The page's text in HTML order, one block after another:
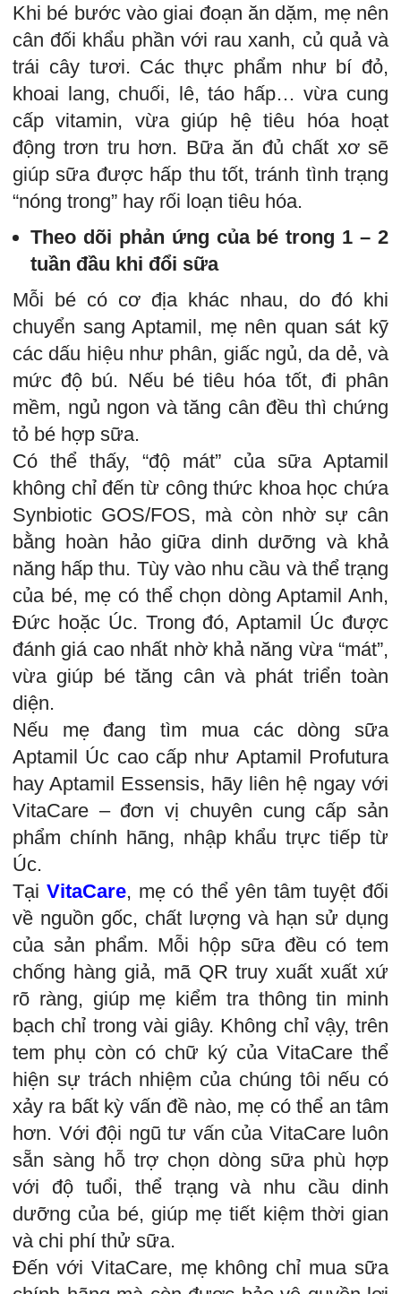
Khi bé bước vào giai đoạn ăn dặm, mẹ nên
cân đối khẩu phần với rau xanh, củ quả và
trái cây tươi. Các thực phẩm như bí đỏ,
khoai lang, chuối, lê, táo hấp… vừa cung
cấp vitamin, vừa giúp hệ tiêu hóa hoạt
động trơn tru hơn. Bữa ăn đủ chất xơ sẽ
giúp sữa được hấp thu tốt, tránh tình trạng
“nóng trong” hay rối loạn tiêu hóa.
Theo dõi phản ứng của bé trong 1 – 2
tuần đầu khi đổi sữa
Mỗi bé có cơ địa khác nhau, do đó khi
chuyển sang Aptamil, mẹ nên quan sát kỹ
các dấu hiệu như phân, giấc ngủ, da dẻ, và
mức độ bú. Nếu bé tiêu hóa tốt, đi phân
mềm, ngủ ngon và tăng cân đều thì chứng
tỏ bé hợp sữa.
Có thể thấy, “độ mát” của sữa Aptamil
không chỉ đến từ công thức khoa học chứa
Synbiotic GOS/FOS, mà còn nhờ sự cân
bằng hoàn hảo giữa dinh dưỡng và khả
năng hấp thu. Tùy vào nhu cầu và thể trạng
của bé, mẹ có thể chọn dòng Aptamil Anh,
Đức hoặc Úc. Trong đó, Aptamil Úc được
đánh giá cao nhất nhờ khả năng vừa “mát”,
vừa giúp bé tăng cân và phát triển toàn
diện.
Nếu mẹ đang tìm mua các dòng sữa
Aptamil Úc cao cấp như Aptamil Profutura
hay Aptamil Essensis, hãy liên hệ ngay với
VitaCare – đơn vị chuyên cung cấp sản
phẩm chính hãng, nhập khẩu trực tiếp từ
Úc.
TạiVitaCare, mẹ có thể yên tâm tuyệt đối
về nguồn gốc, chất lượng và hạn sử dụng
của sản phẩm. Mỗi hộp sữa đều có tem
chống hàng giả, mã QR truy xuất xuất xứ
rõ ràng, giúp mẹ kiểm tra thông tin minh
bạch chỉ trong vài giây. Không chỉ vậy, trên
tem phụ còn có chữ ký của VitaCare thể
hiện sự trách nhiệm của chúng tôi nếu có
xảy ra bất kỳ vấn đề nào, mẹ có thể an tâm
hơn. Với đội ngũ tư vấn của VitaCare luôn
sẵn sàng hỗ trợ chọn dòng sữa phù hợp
với độ tuổi, thể trạng và nhu cầu dinh
dưỡng của bé, giúp mẹ tiết kiệm thời gian
và chi phí thử sữa.
Đến với VitaCare, mẹ không chỉ mua sữa